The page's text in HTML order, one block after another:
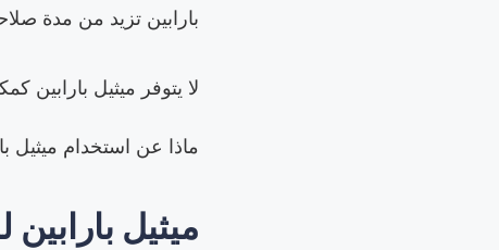
بارابين تزيد من مدة
لا يتوفر ميثيل بارابين
ماذا عن استخدام ميثيل
ميثيل بارابين